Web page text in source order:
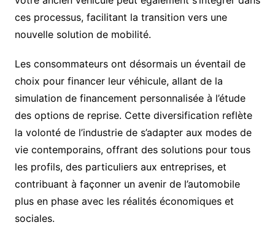
ces processus, facilitant la transition vers une
nouvelle solution de mobilité.
Les consommateurs ont désormais un éventail de
choix pour financer leur véhicule, allant de la
simulation de financement personnalisée à l’étude
des options de reprise. Cette diversification reflète
la volonté de l’industrie de s’adapter aux modes de
vie contemporains, offrant des solutions pour tous
les profils, des particuliers aux entreprises, et
contribuant à façonner un avenir de l’automobile
plus en phase avec les réalités économiques et
sociales.